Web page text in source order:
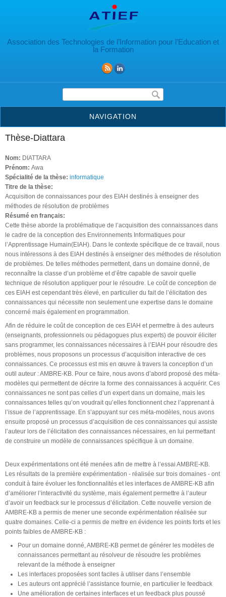
Association des Technologies de l’Information pour l’Education et
la Formation
Formulaire de recherche
NAVIGATION
Thèse-Diattara
Nom: DIATTARA
Prénom: Awa
Spécialité de la thèse: informatique
Titre de la thèse:
Acquisition de connaissances pour des EIAH destinés à enseigner des
méthodes de résolution de problèmes
Résumé en français:
Cette thèse aborde la problématique de l’acquisition des connaissances dans
le cadre de la conception des Environnements Informatiques pour
l’Apprentissage Humain(EIAH). Dans le contexte spécifique de ce travail, nous
nous intéressons à des EIAH destinés à enseigner des méthodes de résolution
de problèmes. De telles méthodes permettent, dans un domaine donné, de
reconnaître la classe d’un problème et d’être capable de savoir quelle
technique de résolution appliquer pour le résoudre. Le coût de conception de
ces EIAH est cependant très élevé, en particulier du fait de l’élicitation des
connaissances qui nécessite non seulement une expertise dans le domaine
concerné mais également en programmation.
Afin de réduire le coût de conception de ces EIAH et permettre à des auteurs
(enseignants, professionnels ou pédagogues plus experts) de pouvoir éliciter
sans programmer, les connaissances nécessaires à l’EIAH pour résoudre des
problèmes, nous proposons un processus d’acquisition interactive de ces
connaissances. Ce processus est mis en œuvre à travers la conception d’un
outil auteur : AMBRE-KB. Pour ce faire, nous avons d’abord proposé des méta-
modèles qui permettent de décrire la forme des connaissances à acquérir. Ces
connaissances ne sont pas celles d’un expert dans un domaine, mais les
connaissances telles qu’on voudrait qu’elles fonctionnent chez l’apprenant à
l’issue de l’apprentissage. En s’appuyant sur ces méta-modèles, nous avons
ensuite proposé un processus d’acquisition de ces connaissances qui assiste
l’auteur lors de l’élicitation des connaissances nécessaires, en lui permettant
de construire un modèle de connaissances spécifique à un domaine.
Deux expérimentations ont été menées afin de mettre à l’essai AMBRE-KB.
Les résultats de la première expérimentation - réalisée sur trois domaines - ont
conduit à faire évoluer les fonctionnalités et les interfaces de AMBRE-KB afin
d’améliorer l’interactivité du système, mais également permettre à l’auteur
d’avoir un feedback sur le processus d’élicitation. Cette nouvelle version de
AMBRE-KB a permis de mener une seconde expérimentation réalisée sur
quatre domaines. Celle-ci a permis de mettre en évidence les points forts et les
points faibles de AMBRE-KB :
Pour un domaine donné, AMBRE-KB permet de générer les modèles de
connaissances permettant au résolveur de résoudre les problèmes
relevant de la méthode à enseigner
Les interfaces proposées sont faciles à utiliser dans l’ensemble
Les auteurs ont apprécié l’assistance fournie, en particulier le feedback
Une amélioration de certaines interfaces et un feedback plus poussé